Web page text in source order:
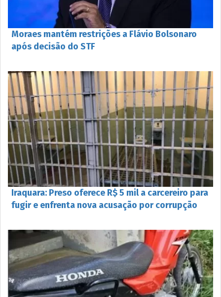
Moraes mantém restrições a Flávio Bolsonaro
após decisão do STF
Iraquara: Preso oferece R$ 5 mil a carcereiro para
fugir e enfrenta nova acusação por corrupção